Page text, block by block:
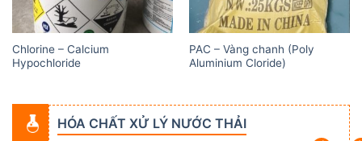
Chlorine – Calcium
Hypochloride
PAC – Vàng chanh (Poly
Aluminium Cloride)
HÓA CHẤT XỬ LÝ NƯỚC THẢI